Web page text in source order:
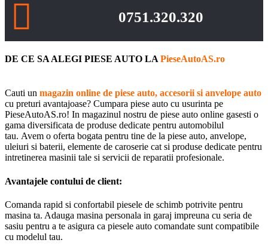
0751.320.320
DE CE SA ALEGI PIESE AUTO LA PieseAutoAS.ro
Cauti un magazin online de piese auto, accesorii si anvelope auto
cu preturi avantajoase? Cumpara piese auto cu usurinta pe
PieseAutoAS.ro! In magazinul nostru de piese auto online gasesti o
gama diversificata de produse dedicate pentru automobilul
tau. Avem o oferta bogata pentru tine de la piese auto, anvelope,
uleiuri si baterii, elemente de caroserie cat si produse dedicate pentru
intretinerea masinii tale si servicii de reparatii profesionale.
Avantajele contului de client:
Comanda rapid si confortabil piesele de schimb potrivite pentru
masina ta. Adauga masina personala in garaj impreuna cu seria de
sasiu pentru a te asigura ca piesele auto comandate sunt compatibile
cu modelul tau.